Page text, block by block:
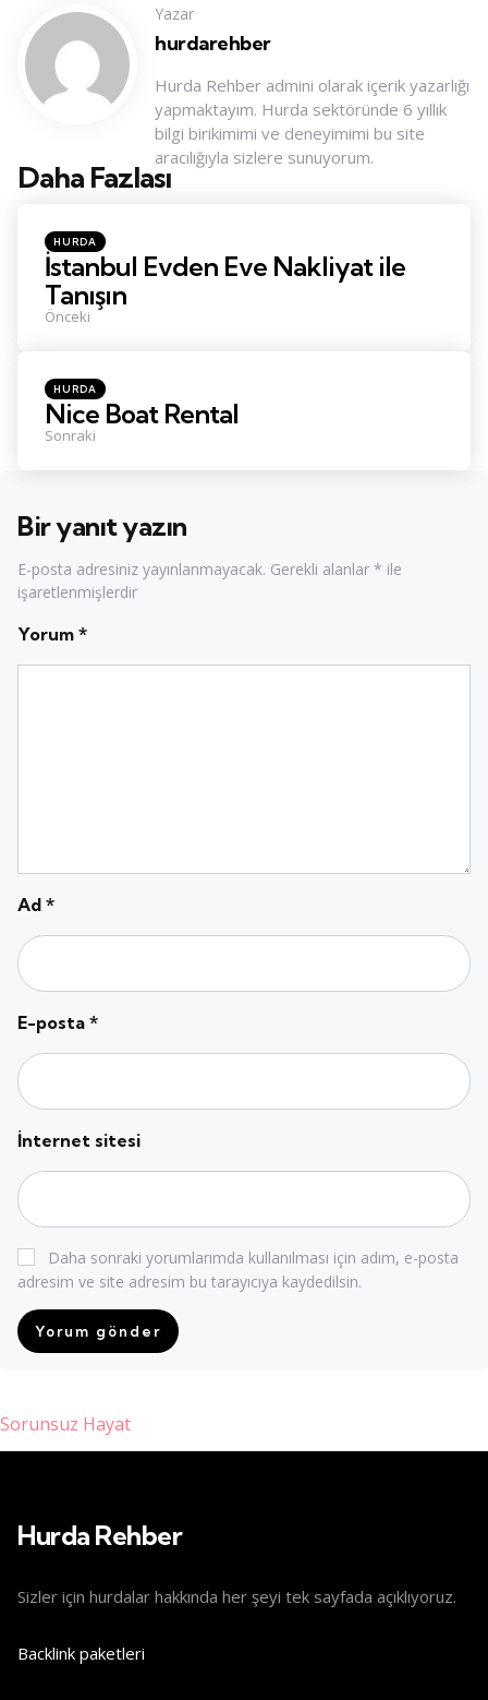
Yazar
hurdarehber
Hurda Rehber admini olarak içerik yazarlığı
yapmaktayım. Hurda sektöründe 6 yıllık
bilgi birikimimi ve deneyimimi bu site
aracılığıyla sizlere sunuyorum.
Daha Fazlası
Konu
Posted
in
HURDA
İstanbul Evden Eve Nakliyat ile
Tanışın
Önceki
Posted
in
HURDA
Nice Boat Rental
Sonraki
Bir yanıt yazın
E-posta adresiniz yayınlanmayacak. Gerekli alanlar * ile
işaretlenmişlerdir
Yorum *
Ad *
E-posta *
İnternet sitesi
Daha sonraki yorumlarımda kullanılması için adım, e-posta
adresim ve site adresim bu tarayıcıya kaydedilsin.
Sorunsuz Hayat
Hurda Rehber
Sizler için hurdalar hakkında her şeyi tek sayfada açıklıyoruz.
Backlink paketleri